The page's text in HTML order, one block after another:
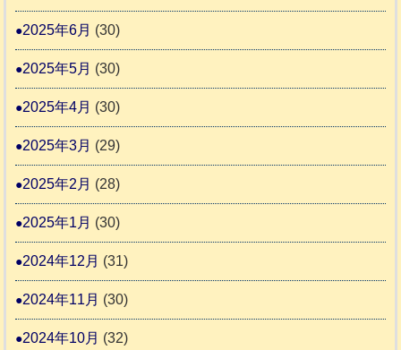
2025年6月 (30)
2025年5月 (30)
2025年4月 (30)
2025年3月 (29)
2025年2月 (28)
2025年1月 (30)
2024年12月 (31)
2024年11月 (30)
2024年10月 (32)